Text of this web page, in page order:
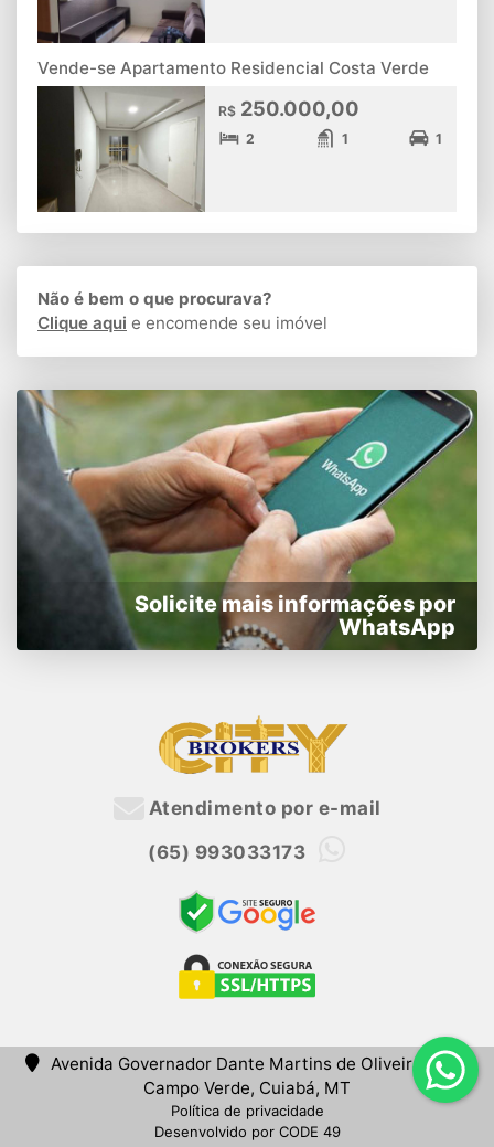
Vende-se Apartamento Residencial Costa Verde
R$ 250.000,00
2 1 1
Não é bem o que procurava?
Clique aqui e encomende seu imóvel
Solicite mais informações por
WhatsApp
Atendimento por e-mail
(65) 993033173
Avenida Governador Dante Martins de Oliveira, 2625,
Campo Verde, Cuiabá, MT
Política de privacidade
Desenvolvido por CODE 49